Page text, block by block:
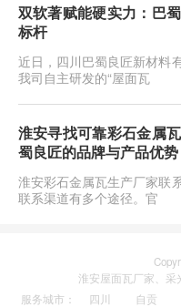
双软著赋能硬实力：巴
标杆
近日，四川巴蜀良匠新材料
我司自主研发的“屋面瓦
淮安寻找可靠彩石金属
蜀良匠的品牌与产品优势
淮安彩石金属瓦生产厂家联
联系渠道有多个途径。官
淮安屋面瓦厂家 采
服务城市 ： 四川 自贡